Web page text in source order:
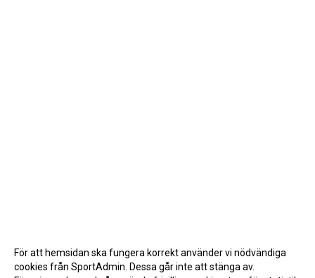
För att hemsidan ska fungera korrekt använder vi nödvändiga
cookies från SportAdmin. Dessa går inte att stänga av.